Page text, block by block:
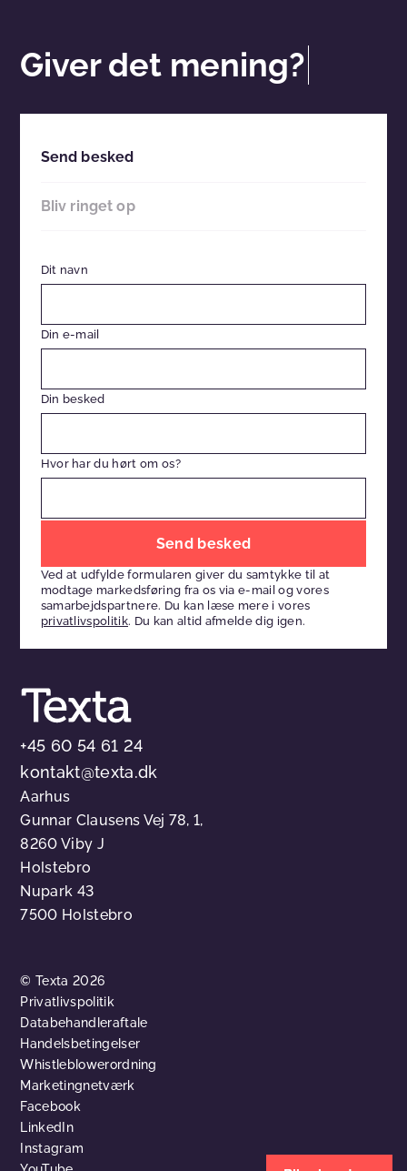
Giver det mening?
Send besked
Bliv ringet op
Dit navn
Din e-mail
Din besked
Hvor har du hørt om os?
dette
felt
tomt
Ved at udfylde formularen giver du samtykke til at
modtage markedsføring fra os via e-mail og vores
samarbejdspartnere. Du kan læse mere i vores
privatlivspolitik. Du kan altid afmelde dig igen.
+45 60 54 61 24
kontakt@texta.dk
Aarhus
Gunnar Clausens Vej 78, 1,
8260 Viby J
Holstebro
Nupark 43
7500 Holstebro
© Texta 2026
Privatlivspolitik
Databehandleraftale
Handelsbetingelser
Whistleblowerordning
Marketingnetværk
Facebook
LinkedIn
Instagram